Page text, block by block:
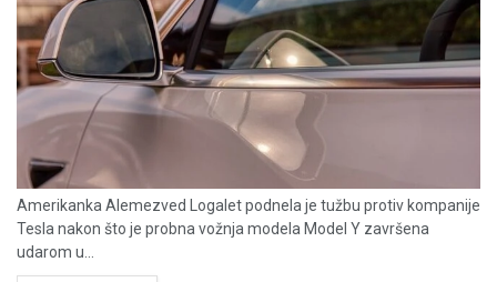
Amerikanka Alemezved Logalet podnela je tužbu protiv kompanije
Tesla nakon što je probna vožnja modela Model Y završena
udarom u...